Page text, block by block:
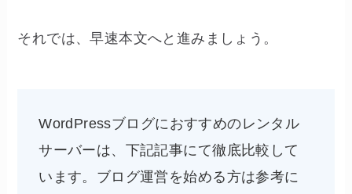
それでは、早速本文へと進みましょう。
WordPressブログにおすすめのレンタル
サーバーは、下記記事にて徹底比較して
います。ブログ運営を始める方は参考に